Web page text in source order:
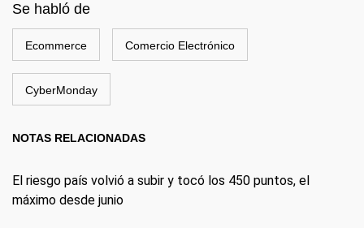
Se habló de
Ecommerce Comercio Electrónico
CyberMonday
NOTAS RELACIONADAS
El riesgo país volvió a subir y tocó los 450 puntos, el
máximo desde junio